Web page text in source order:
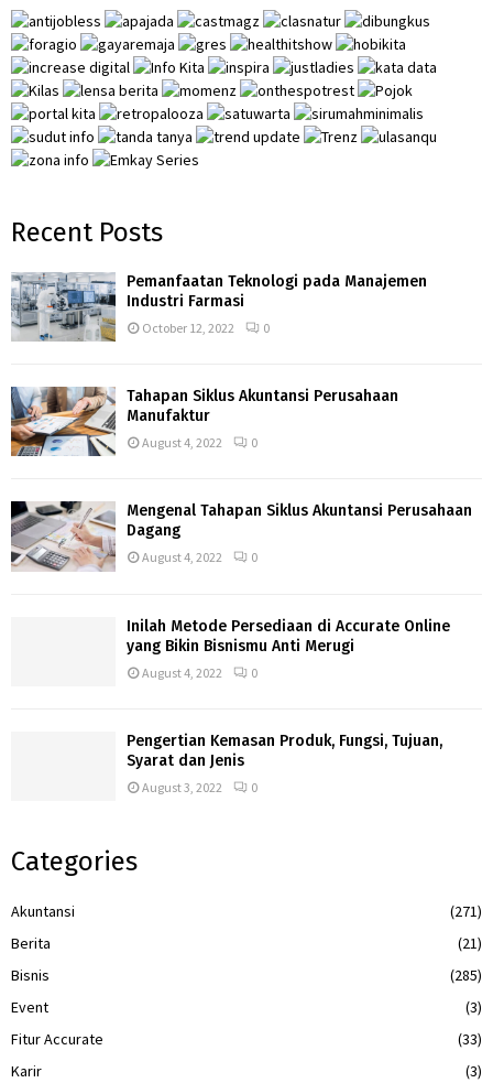
r
:
Recent Posts
Pemanfaatan Teknologi pada Manajemen
Industri Farmasi
October 12, 2022 0
Tahapan Siklus Akuntansi Perusahaan
Manufaktur
August 4, 2022 0
Mengenal Tahapan Siklus Akuntansi Perusahaan
Dagang
August 4, 2022 0
Inilah Metode Persediaan di Accurate Online
yang Bikin Bisnismu Anti Merugi
August 4, 2022 0
Pengertian Kemasan Produk, Fungsi, Tujuan,
Syarat dan Jenis
August 3, 2022 0
Categories
Akuntansi
(271)
Berita
(21)
Bisnis
(285)
Event
(3)
Fitur Accurate
(33)
Karir
(3)